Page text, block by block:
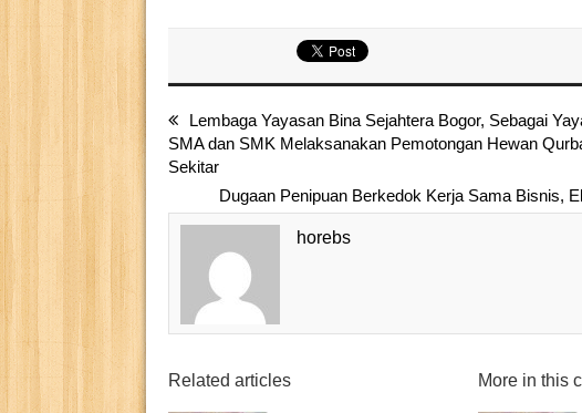
Lembaga Yayasan Bina Sejahtera Bogor, Sebagai
SMA dan SMK Melaksanakan Pemotongan Hewan
Sekitar
Dugaan Penipuan Berkedok Kerja Sama Bisnis,
horebs
Related articles More in this